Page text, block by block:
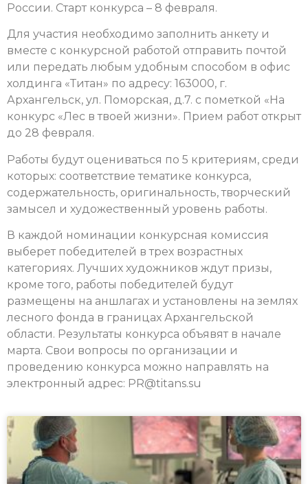
России. Старт конкурса – 8 февраля.
Для участия необходимо заполнить анкету и
вместе с конкурсной работой отправить почтой
или передать любым удобным способом в офис
холдинга «Титан» по адресу: 163000, г.
Архангельск, ул. Поморская, д.7. с пометкой «На
конкурс «Лес в твоей жизни». Прием работ открыт
до 28 февраля.
Работы будут оцениваться по 5 критериям, среди
которых: соответствие тематике конкурса,
содержательность, оригинальность, творческий
замысел и художественный уровень работы.
В каждой номинации конкурсная комиссия
выберет победителей в трех возрастных
категориях. Лучших художников ждут призы,
кроме того, работы победителей будут
размещены на аншлагах и установлены на землях
лесного фонда в границах Архангельской
области. Результаты конкурса объявят в начале
марта. Свои вопросы по организации и
проведению конкурса можно направлять на
электронный адрес: PR@titans.su